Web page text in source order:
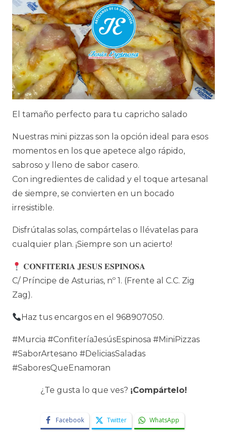
El tamaño perfecto para tu capricho salado
Nuestras mini pizzas son la opción ideal para esos
momentos en los que apetece algo rápido,
sabroso y lleno de sabor casero.
Con ingredientes de calidad y el toque artesanal
de siempre, se convierten en un bocado
irresistible.
Disfrútalas solas, compártelas o llévatelas para
cualquier plan. ¡Siempre son un acierto!
𝐂𝐎𝐍𝐅𝐈𝐓𝐄𝐑𝐈𝐀 𝐉𝐄𝐒𝐔𝐒 𝐄𝐒𝐏𝐈𝐍𝐎𝐒𝐀
C/ Príncipe de Asturias, nº 1. (Frente al C.C. Zig
Zag).
Haz tus encargos en el 968907050.
#Murcia #ConfiteríaJesúsEspinosa #MiniPizzas
#SaborArtesano #DeliciasSaladas
#SaboresQueEnamoran
¿Te gusta lo que ves? ¡Compártelo!
Facebook Twitter WhatsApp